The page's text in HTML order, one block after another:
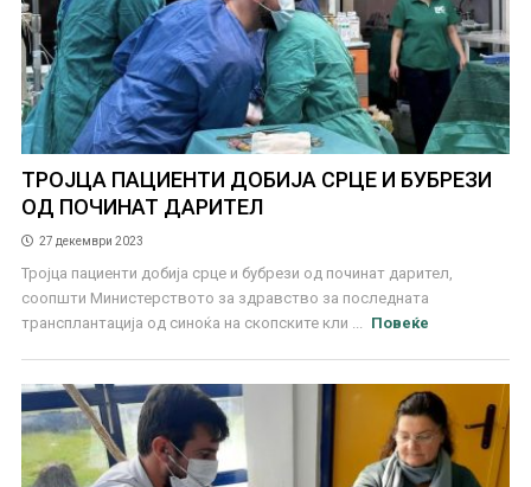
ТРОЈЦА ПАЦИЕНТИ ДОБИЈА СРЦЕ И БУБРЕЗИ
ОД ПОЧИНАТ ДАРИТЕЛ
27 декември 2023
Тројца пациенти добија срце и бубрези од починат дарител,
соопшти Министерството за здравство за последната
трансплантација од синоќа на скопските кли ...
Повеќе